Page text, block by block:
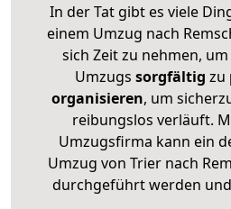
In der Tat gibt es viele
einem Umzug nach
sich Zeit zu nehmen,
Umzugs sorgfältig zu
organisieren, um
reibungslos verläuft.
Umzugsfirma kann ein
Umzug von Trier nach
durchgeführt werden